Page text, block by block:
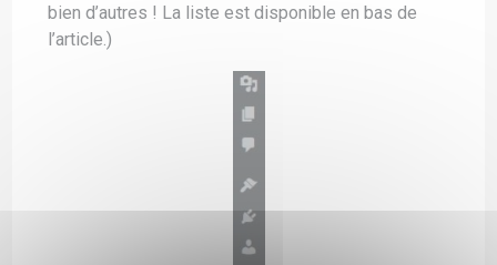
bien d’autres ! La liste est disponible en bas de
l’article.)